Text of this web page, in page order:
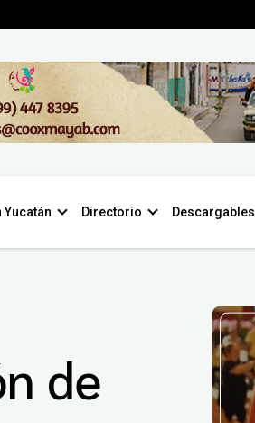
Yucatán Directorio Descargables
de